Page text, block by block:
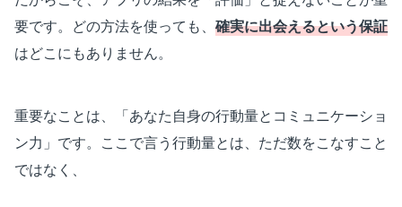
要です。どの方法を使っても、 確実に出会えるという保証
はどこにもありません。
重要なことは、「あなた自身の行動量とコミュニケーショ
ン力」です。ここで言う行動量とは、ただ数をこなすこと
ではなく、